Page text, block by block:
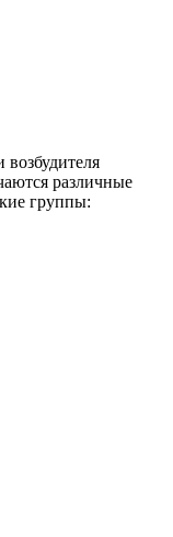
возбудителя
различные
группы: